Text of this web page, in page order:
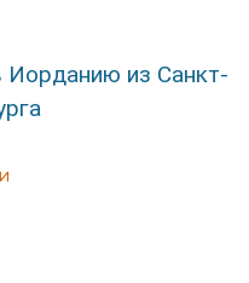
Иорданию из Санкт-